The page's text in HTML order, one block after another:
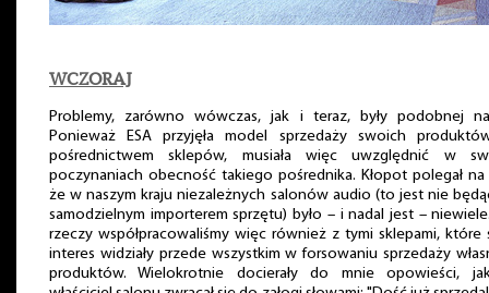
WCZORAJ
Problemy, zarówno wówczas, jak i teraz, były podobnej
Ponieważ ESA przyjęła model sprzedaży swoich
pośrednictwem sklepów, musiała więc uwzględnić w
poczynaniach obecność takiego pośrednika. Kłopot polegał na
że w naszym kraju niezależnych salonów audio (to jest nie
samodzielnym importerem sprzętu) było – i nadal jest – niewiele.
rzeczy współpracowaliśmy więc również z tymi sklepami, które
interes widziały przede wszystkim w forsowaniu sprzedaży
produktów. Wielokrotnie docierały do mnie opowieści,